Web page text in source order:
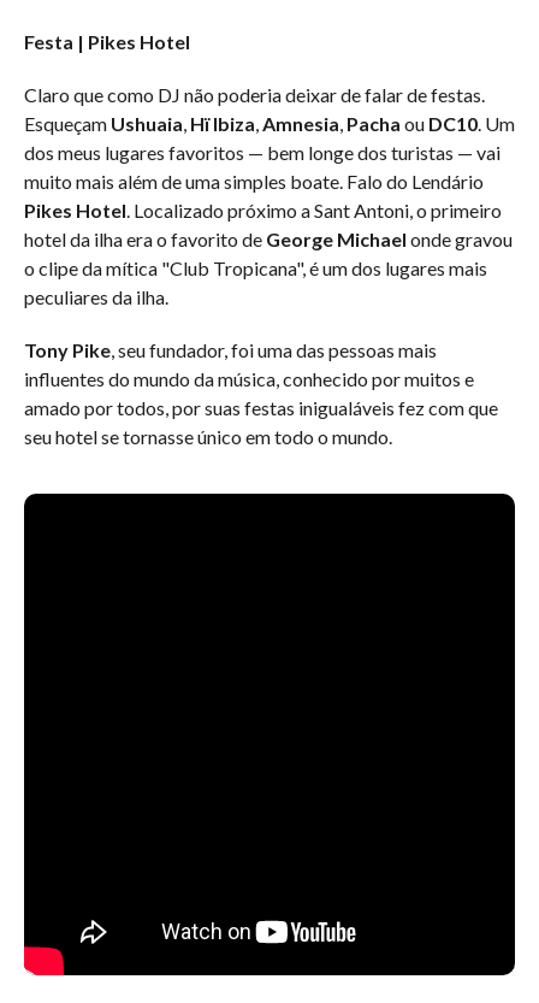
Festa | Pikes Hotel
Claro que como DJ não poderia deixar de falar de festas.
Esqueçam Ushuaia Hï Ibiza Amnesia Pacha ou DC10 . Um
dos meus lugares favoritos — bem longe dos turistas — vai
muito mais além de uma simples boate. Falo do Lendário
Pikes Hotel . Localizado próximo a Sant Antoni, o primeiro
hotel da ilha era o favorito de George Michael onde gravou
o clipe da mítica "Club Tropicana", é um dos lugares mais
peculiares da ilha.
Tony Pike , seu fundador, foi uma das pessoas mais
influentes do mundo da música, conhecido por muitos e
amado por todos, por suas festas inigualáveis fez com que
seu hotel se tornasse único em todo o mundo.